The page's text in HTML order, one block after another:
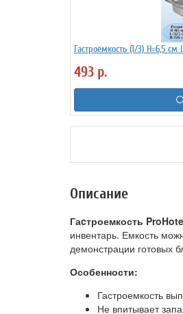
Гастроемкость (1/3) H=6,5
493 р.
Описание
Гаcтроемкость
инвентарь. Емкость
демонстрации готовых
Особенности:
Гастроемкость
Не впитывает